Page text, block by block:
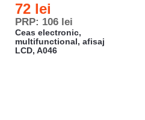
72 lei
PRP: 106 lei
Ceas electronic,
multifunctional, afisaj
LCD, A046